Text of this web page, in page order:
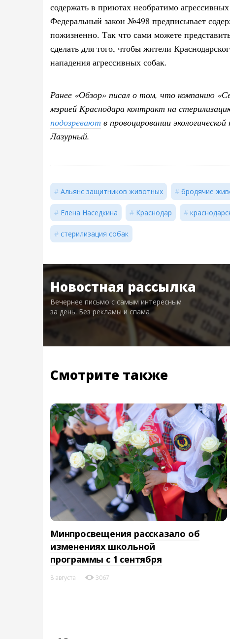
содержать в приютах необратимо
Федеральный закон №498 предписывает
пожизненно. Так что сами можете
сделать для того, чтобы жители
нападения агрессивных собак.
Ранее «Обзор» писал о том, что компанию
мэрией Краснодара контракт на
подозревают в провоцировании
Лазурный.
Альянс защитников животных бродячие
Елена Наседкина Краснодар
стерилизация собак
Новостная рассылка
Вечернее письмо с самым интересным
за день. Без рекламы и спама
Смотрите также
Минпросвещения рассказало об
изменениях школьной
программы с 1 сентября
8 августа 3067